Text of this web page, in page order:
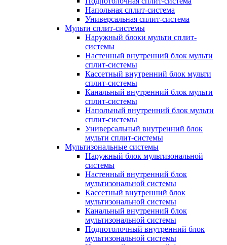
Напольная сплит-система
Универсальная сплит-система
Мульти сплит-системы
Наружный блоки мульти сплит-
системы
Настенный внутренний блок мульти
сплит-системы
Кассетный внутренний блок мульти
сплит-системы
Канальный внутренний блок мульти
сплит-системы
Напольный внутренний блок мульти
сплит-системы
Универсальный внутренний блок
мульти сплит-системы
Мультизональные системы
Наружный блок мультизональной
системы
Настенный внутренний блок
мультизональной системы
Кассетный внутренний блок
мультизональной системы
Канальный внутренний блок
мультизональной системы
Подпотолочный внутренний блок
мультизональной системы